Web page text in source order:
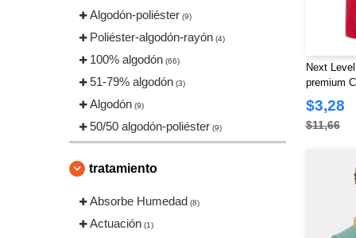
Algodón-poliéster (9)
Poliéster-algodón-rayón (4)
100% algodón (66)
51-79% algodón (3)
Algodón (9)
50/50 algodón-poliéster (9)
tratamiento
Absorbe Humedad (8)
Actuación (1)
Next
premium
$3,28
$11,66